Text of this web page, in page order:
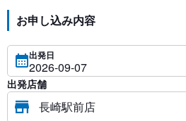
お申し込み内容
出発日
出発店舗